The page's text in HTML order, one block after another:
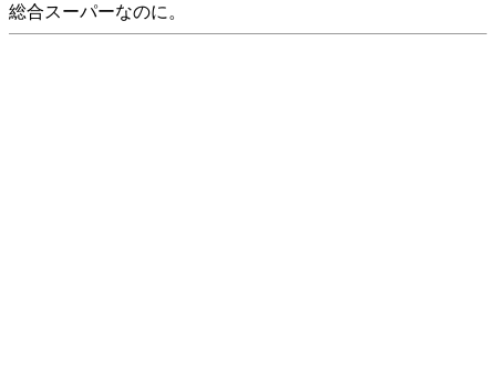
総合スーパーなのに。